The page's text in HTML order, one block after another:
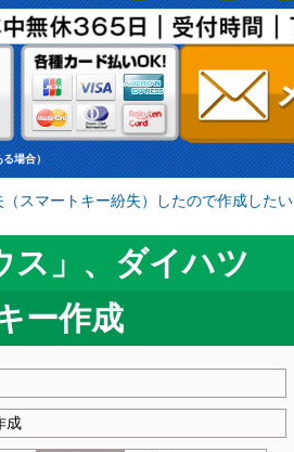
る場合）
スマートキー紛失）したので作成したい
ス」、ダイハツ
ー作成
成